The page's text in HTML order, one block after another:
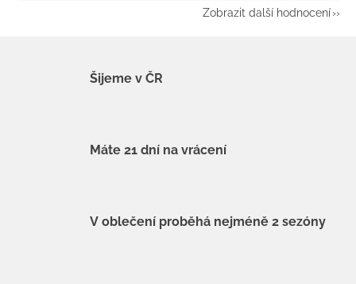
Zobrazit další hodnocení
Šijeme v ČR
Máte 21 dní na vrácení
V oblečení proběhá nejméně 2 sezóny